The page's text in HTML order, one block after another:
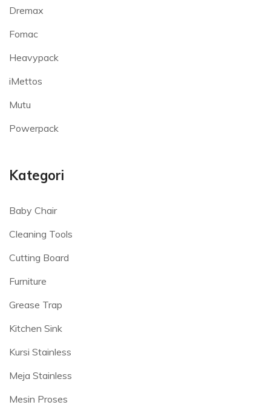
Dremax
Fomac
Heavypack
iMettos
Mutu
Powerpack
Kategori
Baby Chair
Cleaning Tools
Cutting Board
Furniture
Grease Trap
Kitchen Sink
Kursi Stainless
Meja Stainless
Mesin Proses